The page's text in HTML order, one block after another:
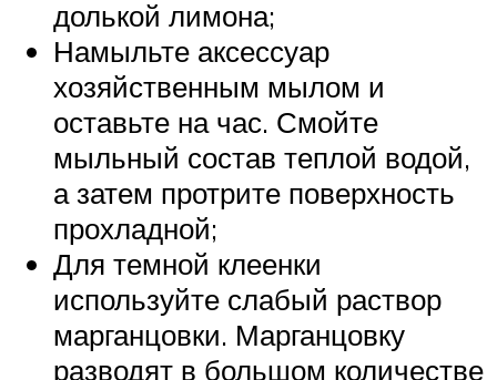
долькой лимона;
Намыльте аксессуар
хозяйственным мылом и
оставьте на час. Смойте
мыльный состав теплой водой,
а затем протрите поверхность
прохладной;
Для темной клеенки
используйте слабый раствор
марганцовки. Марганцовку
разводят в большом количестве